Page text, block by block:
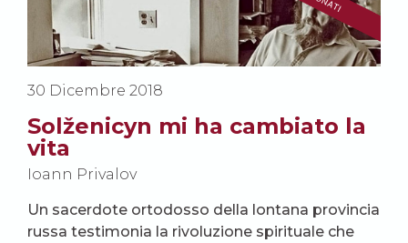
30 Dicembre 2018
Solženicyn mi ha cambiato la
vita
Ioann Privalov
Un sacerdote ortodosso della lontana provincia
russa testimonia la rivoluzione spirituale che